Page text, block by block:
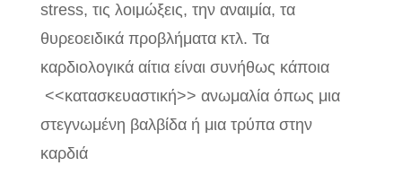
stress, τις λοιμώξεις, την αναιμία, τα
θυρεοειδικά προβλήματα κτλ. Τα
καρδιολογικά αίτια είναι συνήθως κάποια
<<κατασκευαστική>> ανωμαλία όπως μια
στεγνωμένη βαλβίδα ή μια τρύπα στην
καρδιά